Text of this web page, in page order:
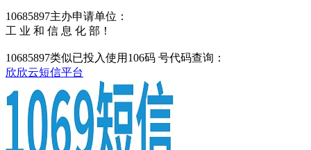
10685897主办申请单位：
工 业 和 信 息 化 部！
10685897类似已投入使用106码 号代码查询：
欣欣云短信平台